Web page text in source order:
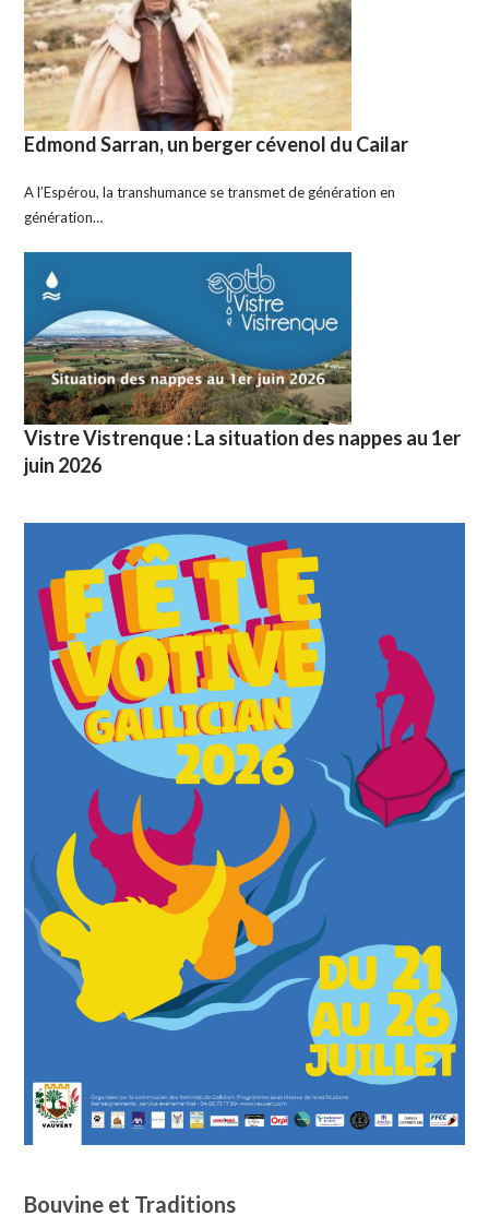
Edmond Sarran, un berger cévenol du Cailar
A l’Espérou, la transhumance se transmet de génération en
génération…
Vistre Vistrenque : La situation des nappes au 1er
juin 2026
Bouvine et Traditions